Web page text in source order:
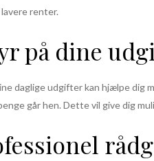
renter.
på dine
daglige udgifter kan hjælpe dig
går hen. Dette vil give dig